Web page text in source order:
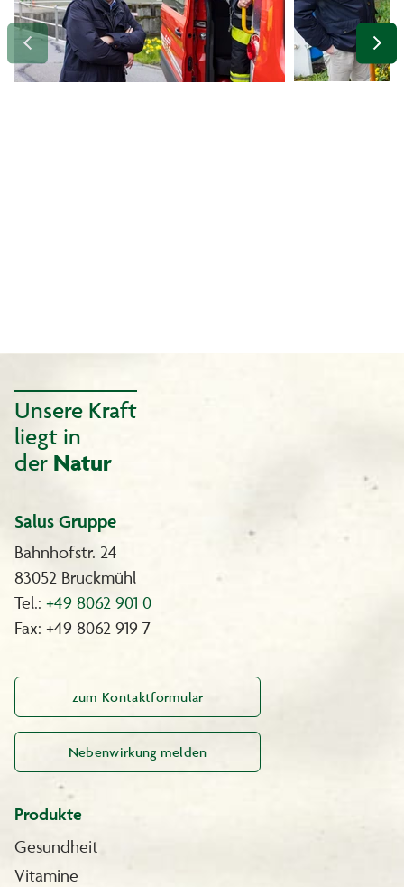
Unsere Kraft
liegt in
der Natur
Salus Gruppe
Bahnhofstr. 24
83052 Bruckmühl
Tel.: +49 8062 901 0
Fax: +49 8062 919 7
zum Kontaktformular
Nebenwirkung melden
Produkte
Gesundheit
Vitamine